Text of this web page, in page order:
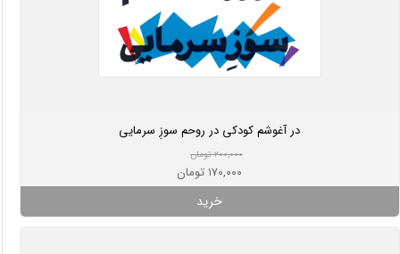
در آغوشم کودکی در روحم سوزِ سرمایی
۲۰۰,۰۰۰ تومان
۱۷۰,۰۰۰ تومان
خرید